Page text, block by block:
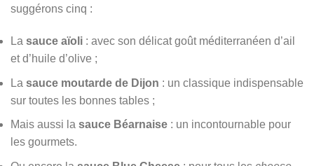
suggérons cinq :
La sauce aïoli : avec son délicat goût méditerranéen d’ail
et d’huile d’olive ;
La sauce moutarde de Dijon : un classique indispensable
sur toutes les bonnes tables ;
Mais aussi la sauce Béarnaise : un incontournable pour
les gourmets.